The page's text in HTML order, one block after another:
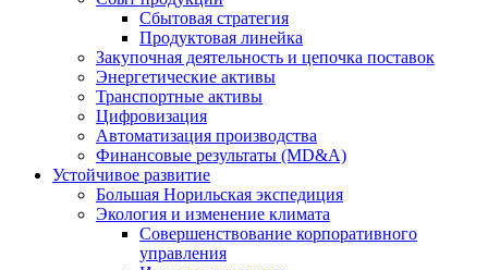
Сбытовая стратегия
Продуктовая линейка
Закупочная деятельность и цепочка поставок
Энергетические активы
Транспортные активы
Цифровизация
Автоматизация производства
Финансовые результаты (MD&A)
Устойчивое развитие
Большая Норильская экспедиция
Экология и изменение климата
Совершенствование корпоративного
управления